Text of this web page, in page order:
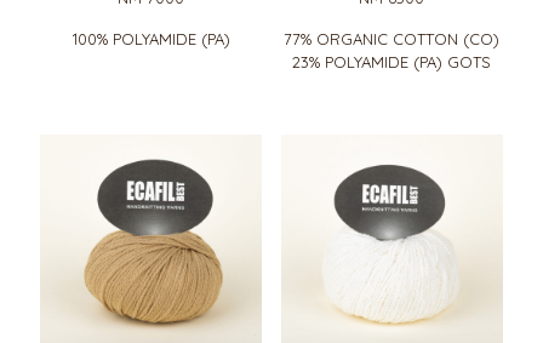
100% POLYAMIDE (PA)
77% ORGANIC COTTON (CO)
23% POLYAMIDE (PA) GOTS